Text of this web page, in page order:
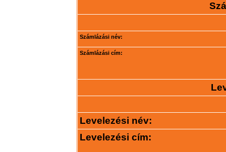
Számlázási név:
Számlázási cím:
Levelezési név:
Levelezési cím: